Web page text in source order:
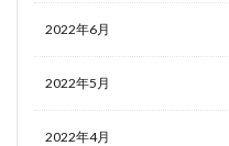
2022年6月
2022年5月
2022年4月